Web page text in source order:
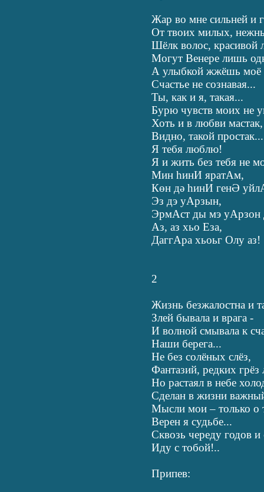
Жар во мне сильней и
От твоих милых,
Шёлк волос, красивой
Могут Венере лишь
А улыбкой жжёшь моё
Счастье не сознавая...
Ты, как и я, такая...
Бурю чувств моих не
Хоть и в любви
Видно, такой простак...
Я тебя люблю!
Я и жить без тебя не
Мин hинИ яратАм,
Көн дә hинИ генӘ
Эз дэ уАрзын,
ЭрмАст ды мэ уАрзон
Аз, аз хьо Еза,
ДаггАра хьоьг Олу аз!
2
Жизнь безжалостна и
Злей бывала и врага -
И волной смывала к
Наши берега...
Не без солёных слёз,
Фантазий, редких
Но растаял в небе
Сделан в жизни
Мысли мои – только о
Верен я судьбе...
Сквозь череду годов и
Иду с тобой!..
Припев: